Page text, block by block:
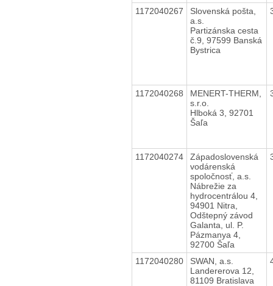
1172040267
Slovenská pošta,
a.s.
Partizánska cesta
č.9, 97599 Banská
Bystrica
1172040268
MENERT-THERM,
s.r.o.
Hlboká 3, 92701
Šaľa
1172040274
Západoslovenská
vodárenská
spoločnosť, a.s.
Nábrežie za
hydrocentrálou 4,
94901 Nitra,
Odštepný závod
Galanta, ul. P.
Pázmanya 4,
92700 Šaľa
1172040280
SWAN, a.s.
Landererova 12,
81109 Bratislava